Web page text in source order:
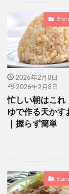
2026年2月8日
2026年2月8日
忙しい朝はこれ
ゆで作る天かす
｜握らず簡単
鶏むね肉 唐
豚ロース肉
豚肉の塩麹
鶏むね肉
豚こまレシピ
鶏胸肉 から
鶏胸肉 ジュ
薄力粉でみ